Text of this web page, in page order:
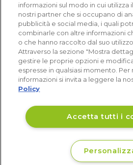
informazioni sul modo in cui utilizza
nostri partner che si occupano di
pubblicità e social media, i quali
combinarle con altre informazioni
o che hanno raccolto dal suo
Attraverso la sezione "Mostra
gestire le proprie opzioni e
espresse in qualsiasi momento.
informazioni si invita a leggere la
Policy
Accetta tutti i